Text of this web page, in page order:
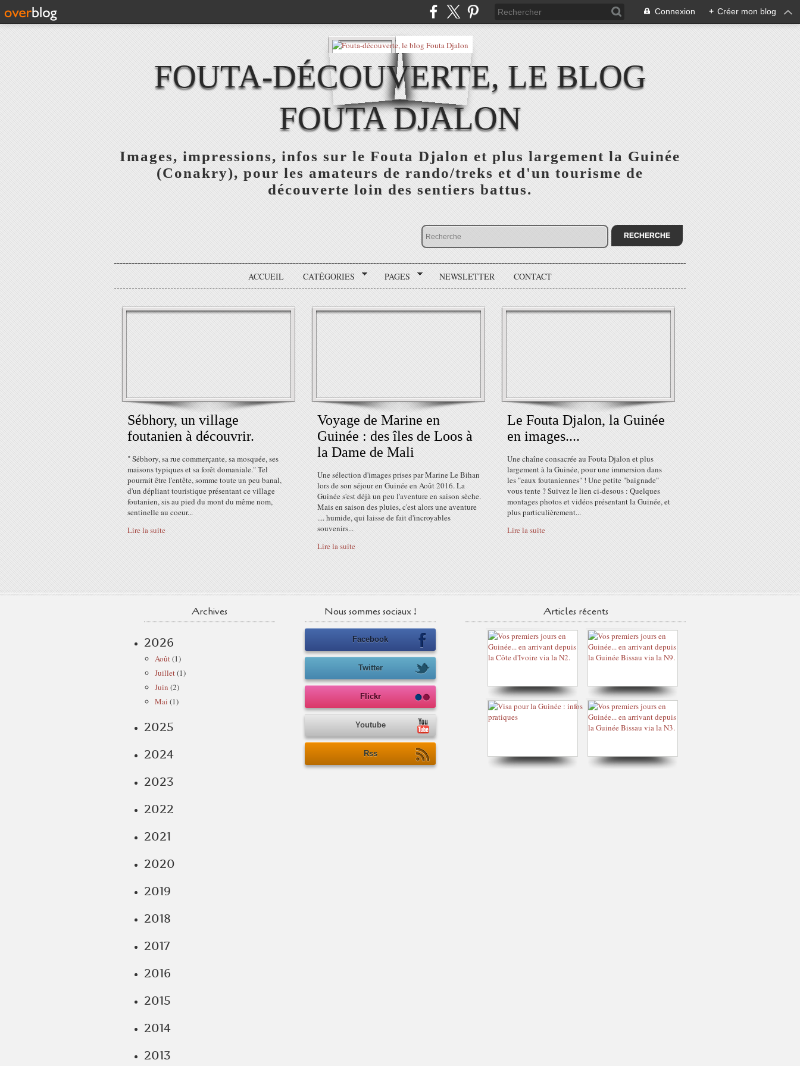
Connexion + Créer mon blog
FOUTA-DÉCOUVERTE, LE BLOG
FOUTA DJALON
Images, impressions, infos sur le Fouta Djalon et plus largement la Guinée
(Conakry), pour les amateurs de rando/treks et d'un tourisme de
découverte loin des sentiers battus.
ACCUEIL CATÉGORIES PAGES NEWSLETTER CONTACT
Sébhory, un village
foutanien à découvrir.
" Sébhory, sa rue commerçante, sa mosquée, ses
maisons typiques et sa forêt domaniale." Tel
pourrait être l'entête, somme toute un peu banal,
d'un dépliant touristique présentant ce village
foutanien, sis au pied du mont du même nom,
sentinelle au coeur...
Lire la suite
Voyage de Marine en
Guinée : des îles de Loos à
la Dame de Mali
Une sélection d'images prises par Marine Le Bihan
lors de son séjour en Guinée en Août 2016. La
Guinée s'est déjà un peu l'aventure en saison sèche.
Mais en saison des pluies, c'est alors une aventure
.... humide, qui laisse de fait d'incroyables
souvenirs...
Lire la suite
Le Fouta Djalon, la Guinée
en images....
Une chaîne consacrée au Fouta Djalon et plus
largement à la Guinée, pour une immersion dans
les "eaux foutaniennes" ! Une petite "baignade"
vous tente ? Suivez le lien ci-desous : Quelques
montages photos et vidéos présentant la Guinée, et
plus particulièrement...
Lire la suite
Archives
2026
Août(1)
Juillet(1)
Juin (2)
Mai (1)
2025
2024
2023
2022
2021
2020
2019
2018
2017
2016
2015
2014
2013
Nous sommes sociaux !
Facebook
Twitter
Flickr
Youtube
Rss
Articles récents